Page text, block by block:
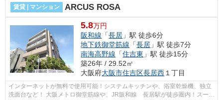
賃貸 | マンション ARCUS ROSA
5.8万円
阪和線 「長居 」駅 徒歩6分
地下鉄御堂筋線 「長居 」駅 徒歩7分
南海高野線 「住吉東 」駅 徒歩15分
築26年 / 29.52㎡
大阪府大阪市住吉区長居西 １丁目
インターネットが無料で使用可能！システムキッチンや、浴室乾燥機、独立
洗面台など！ 大阪メトロ御堂筋線や、JR阪和線 長居駅が徒歩圏内！スーパ